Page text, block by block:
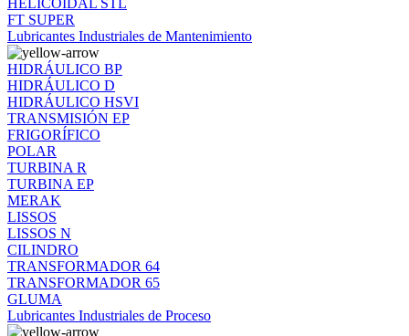
HELICOIDAL STL
FT SUPER
Lubricantes Industriales de Mantenimiento
HIDRÁULICO BP
HIDRÁULICO D
HIDRÁULICO HSVI
TRANSMISIÓN EP
FRIGORÍFICO
POLAR
TURBINA R
TURBINA EP
MERAK
LISSOS
LISSOS N
CILINDRO
TRANSFORMADOR 64
TRANSFORMADOR 65
GLUMA
Lubricantes Industriales de Proceso